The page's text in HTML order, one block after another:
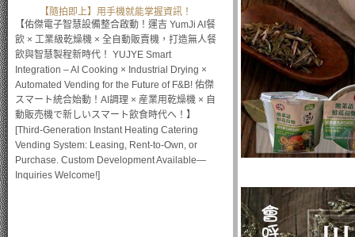
【隨拍即上】用手機就能掌握資訊！
【佑傑電子智慧設備整合啟動！運吉 YumJi AI餐
飲 × 工業級乾燥機 × 全自動販賣機，打造無人餐
飲與智慧製程新時代！ YUJYE Smart
Integration – AI Cooking × Industrial Drying ×
Automated Vending for the Future of F&B! 佑傑
スマート統合始動！AI調理 × 産業用乾燥機 × 自
動販売機で新しいスマート飲食時代へ！】
[Third-Generation Instant Heating Catering
Vending System: Leasing, Rent-to-Own, or
Purchase. Custom Development Available—
Inquiries Welcome!]